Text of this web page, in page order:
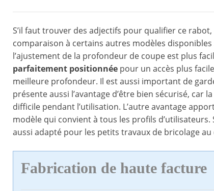
S’il faut trouver des adjectifs pour qualifier ce
comparaison à certains autres modèles
l’ajustement de la profondeur de coupe est plus
parfaitement positionnée pour un accès plus
meilleure profondeur. Il est aussi important de
présente aussi l’avantage d’être bien sécurisé,
difficile pendant l’utilisation. L’autre avantage
modèle qui convient à tous les profils
aussi adapté pour les petits travaux de bricolage
Fabrication de haute facture